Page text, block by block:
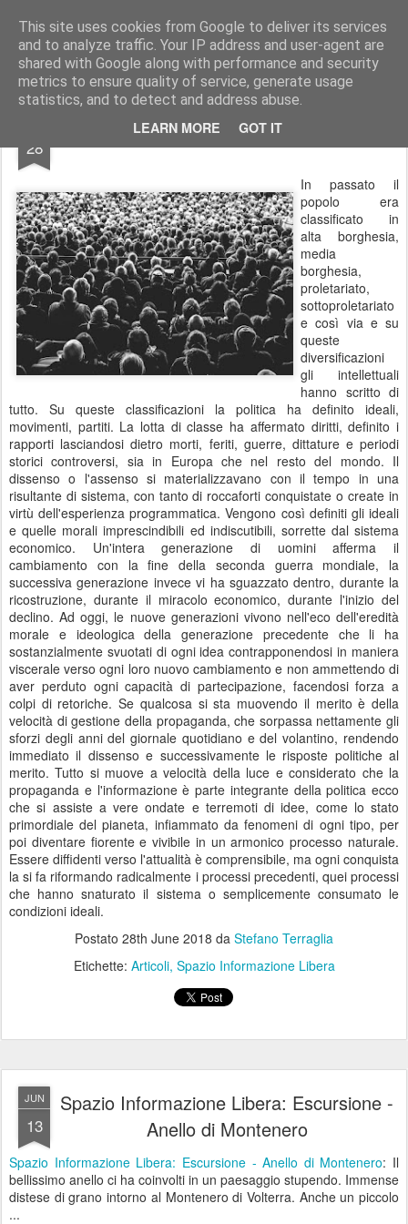
This site uses cookies from Google to deliver its services
and to analyze traffic. Your IP address and user-agent are
shared with Google along with performance and security
metrics to ensure quality of service, generate usage
statistics, and to detect and address abuse.
LEARN MORE GOT IT
Stefano Terraglia Creazioni
Pages
28 Le nuove classi da classificare
In passato il
popolo era
classificato in
alta borghesia,
media
borghesia,
proletariato,
sottoproletariato
e così via e su
queste
diversificazioni
gli intellettuali
hanno scritto di
tutto. Su queste classificazioni la politica ha definito ideali,
movimenti, partiti. La lotta di classe ha affermato diritti, definito i
rapporti lasciandosi dietro morti, feriti, guerre, dittature e periodi
storici controversi, sia in Europa che nel resto del mondo. Il
dissenso o l'assenso si materializzavano con il tempo in una
risultante di sistema, con tanto di roccaforti conquistate o create in
virtù dell'esperienza programmatica. Vengono così definiti gli ideali
e quelle morali imprescindibili ed indiscutibili, sorrette dal sistema
economico. Un'intera generazione di uomini afferma il
cambiamento con la fine della seconda guerra mondiale, la
successiva generazione invece vi ha sguazzato dentro, durante la
ricostruzione, durante il miracolo economico, durante l'inizio del
declino. Ad oggi, le nuove generazioni vivono nell'eco dell'eredità
morale e ideologica della generazione precedente che li ha
sostanzialmente svuotati di ogni idea contrapponendosi in maniera
viscerale verso ogni loro nuovo cambiamento e non ammettendo di
aver perduto ogni capacità di partecipazione, facendosi forza a
colpi di retoriche. Se qualcosa si sta muovendo il merito è della
velocità di gestione della propaganda, che sorpassa nettamente gli
sforzi degli anni del giornale quotidiano e del volantino, rendendo
immediato il dissenso e successivamente le risposte politiche al
merito. Tutto si muove a velocità della luce e considerato che la
propaganda e l'informazione è parte integrante della politica ecco
che si assiste a vere ondate e terremoti di idee, come lo stato
primordiale del pianeta, infiammato da fenomeni di ogni tipo, per
poi diventare fiorente e vivibile in un armonico processo naturale.
Essere diffidenti verso l'attualità è comprensibile, ma ogni conquista
la si fa riformando radicalmente i processi precedenti, quei processi
che hanno snaturato il sistema o semplicemente consumato le
condizioni ideali.
Postato 28th June 2018 da Stefano Terraglia
Etichette: Articoli Spazio Informazione Libera
JUN
13
Spazio Informazione Libera: Escursione -
Anello di Montenero
Spazio Informazione Libera: Escursione - Anello di Montenero: Il
bellissimo anello ci ha coinvolti in un paesaggio stupendo. Immense
distese di grano intorno al Montenero di Volterra. Anche un piccolo
...